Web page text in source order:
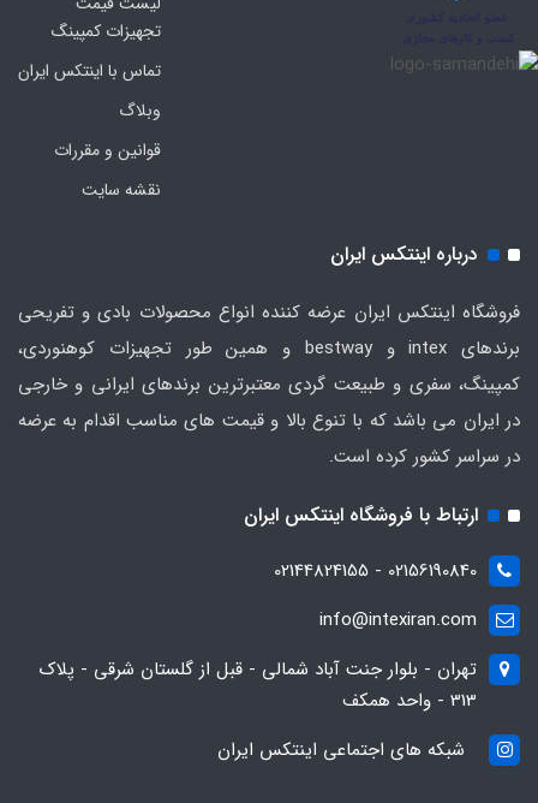
تجهیزات کمپینگ
تماس با اینتکس ایران
وبلاگ
قوانین و مقررات
نقشه سایت
درباره اینتکس ایران
فروشگاه اینتکس ایران عرضه کننده انواع محصولات بادی و تفریحی
برندهای intex و bestway و همین طور تجهیزات کوهنوردی،
کمپینگ، سفری و طبیعت گردی معتبرترین برندهای ایرانی و خارجی
در ایران می باشد که با تنوع بالا و قیمت های مناسب اقدام به عرضه
در سراسر کشور کرده است.
ارتباط با فروشگاه اینتکس ایران
02156190840 - 02144824155
info@intexiran.com
تهران - بلوار جنت آباد شمالی - قبل از گلستان شرقی - پلاک
313 - واحد همکف
شبکه های اجتماعی اینتکس ایران